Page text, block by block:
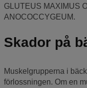
GLUTEUS MAXIMUS
ANOCOCCYGEUM.
Skador på
Muskelgrupperna i
förlossningen. Om en